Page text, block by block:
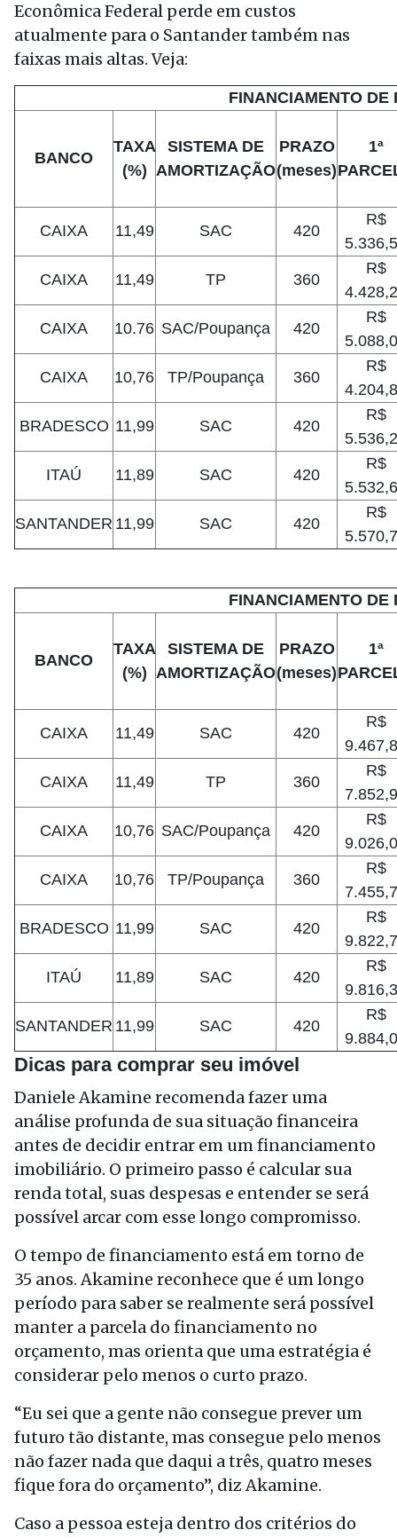
Econômica Federal perde em custos
atualmente para o Santander também nas
faixas mais altas. Veja:
FINANCIAMENTO DE
BANCO
TAXA
(%)
SISTEMA DE
AMORTIZAÇÃO
PRAZO
(meses)
1ª
CAIXA 11,49 SAC 420
R$
CAIXA 11,49 TP 360
R$
CAIXA 10.76 SAC/Poupança 420
R$
CAIXA 10,76 TP/Poupança 360
R$
BRADESCO 11,99 SAC 420
R$
ITAÚ 11,89 SAC 420
R$
SANTANDER 11,99 SAC 420
R$
FINANCIAMENTO DE
BANCO
TAXA
(%)
SISTEMA DE
AMORTIZAÇÃO
PRAZO
(meses)
1ª
CAIXA 11,49 SAC 420
R$
CAIXA 11,49 TP 360
R$
CAIXA 10,76 SAC/Poupança 420
R$
CAIXA 10,76 TP/Poupança 360
R$
BRADESCO 11,99 SAC 420
R$
ITAÚ 11,89 SAC 420
R$
SANTANDER 11,99 SAC 420
R$
Dicas para comprar seu imóvel
Daniele Akamine recomenda fazer uma
análise profunda de sua situação financeira
antes de decidir entrar em um financiamento
imobiliário. O primeiro passo é calcular sua
renda total, suas despesas e entender se será
possível arcar com esse longo compromisso.
O tempo de financiamento está em torno de
35 anos. Akamine reconhece que é um longo
período para saber se realmente será possível
manter a parcela do financiamento no
orçamento, mas orienta que uma estratégia é
considerar pelo menos o curto prazo.
“Eu sei que a gente não consegue prever um
futuro tão distante, mas consegue pelo menos
não fazer nada que daqui a três, quatro meses
fique fora do orçamento”, diz Akamine.
Caso a pessoa esteja dentro dos critérios do